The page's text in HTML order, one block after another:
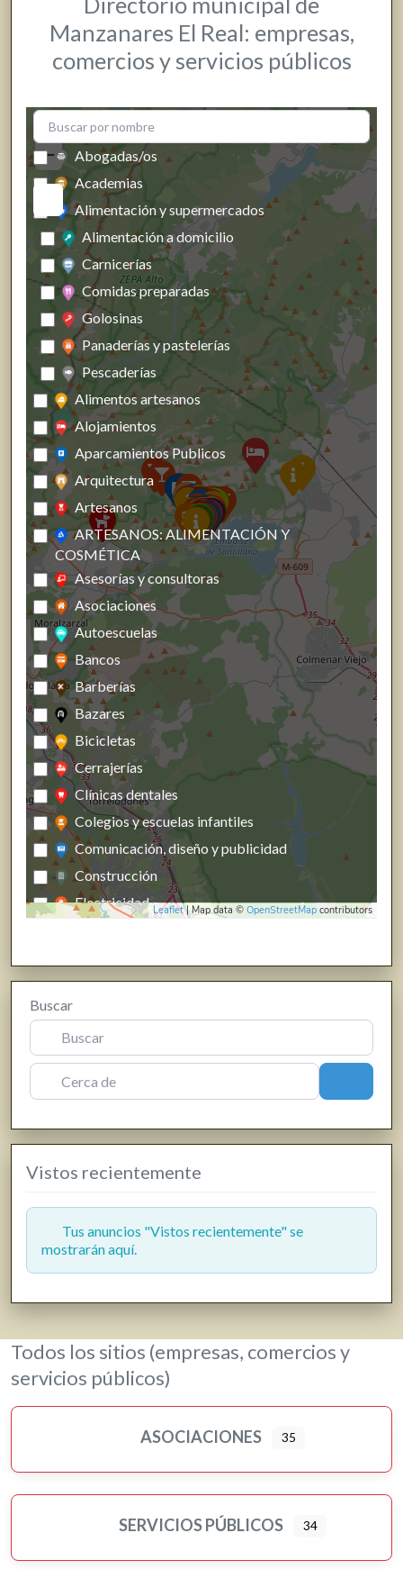
Manzanares El Real: empresas,
comercios y servicios públicos
+
−
Leaflet| Map data © OpenStreetMap contributors
Abogadas/os
Academias
Alimentación y supermercados
Alimentación a domicilio
Carnicerías
Comidas preparadas
Golosinas
Panaderías y pastelerías
Pescaderías
Alimentos artesanos
Alojamientos
Aparcamientos Publicos
Arquitectura
Artesanos
ARTESANOS: ALIMENTACIÓN Y
COSMÉTICA
Asesorías y consultoras
Asociaciones
Autoescuelas
Bancos
Barberías
Bazares
Bicicletas
Cerrajerías
Clínicas dentales
Colegios y escuelas infantiles
Comunicación, diseño y publicidad
Construcción
Electricidad
Farmacias, parafarmacias y herbolarios
Ferreterías
Fisioterapia
Floristerías
Fotografía y producción audiovisual
Gasóleo
Gasolineras
Hostelería y restauración
Informática y telecomunicaciones
Jardinería y viveros
Librerías, papelerías e impresión digital
Loterías
Murales artísticos
Ópticas
Peluquerías, belleza y estética
Buscar
Cerca de
Vistos recientemente
Tus anuncios "Vistos recientemente" se
mostrarán aquí.
Todos los sitios (empresas, comercios y
servicios públicos)
ASOCIACIONES 35
SERVICIOS PÚBLICOS 34